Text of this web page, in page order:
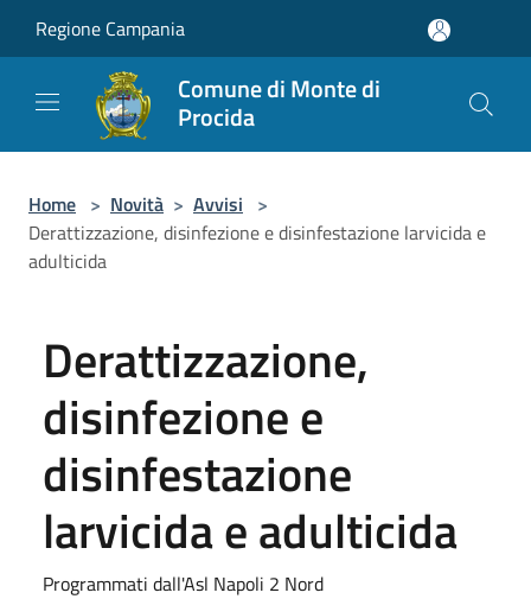
Regione Campania
Comune di Monte di
Procida
Home > Novità > Avvisi >
Derattizzazione, disinfezione e disinfestazione larvicida e
adulticida
Derattizzazione,
disinfezione e
disinfestazione
larvicida e adulticida
Programmati dall'Asl Napoli 2 Nord